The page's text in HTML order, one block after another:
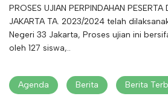
PROSES UJIAN PERPINDAHAN PESERTA
JAKARTA TA. 2023/2024 telah
Negeri 33 Jakarta, Proses ujian ini
oleh 127 siswa,..
Agenda Berita Berita